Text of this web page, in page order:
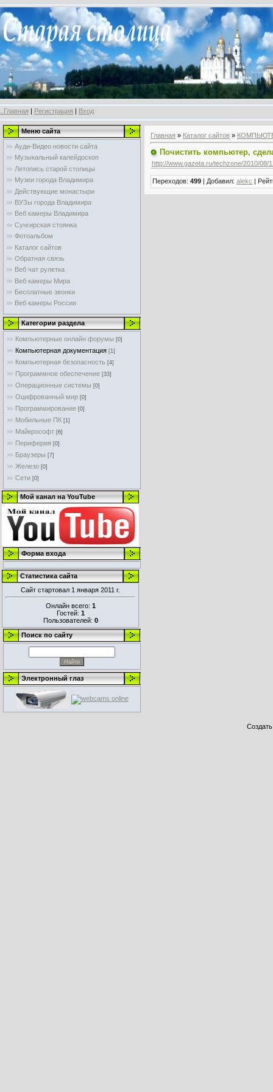
..Главная | Регистрация | Вход
Меню сайта
Ауди-Видео новости сайта
Музыкальный калейдоскоп
Летопись старой столицы
Музеи города Владимира
Действующие монастыри
ВУЗы города Владимира
Веб камеры Владимира
Сунгирская стоянка
Фотоальбом
Каталог сайтов
Обратная связь
Веб чат рулетка
Веб камеры Мира
Бесплатные звонки
Веб камеры России
Категории раздела
Компьютерные онлайн форумы [0]
Компьютерная документация [1]
Компьютерная безопасность [4]
Программное обеспечение [33]
Операционные системы [0]
Оцифрованный мир [0]
Программирование [0]
Мобильные ПК [1]
Майкрософт [6]
Периферия [0]
Браузеры [7]
Железо [0]
Сети [0]
Мой канал на YouTube
Форма входа
Статистика сайта
Сайт стартовал 1 января 2011 г.
Онлайн всего: 1
Гостей: 1
Пользователей: 0
Поиск по сайту
Электронный глаз
Главная » Каталог сайтов »
Почистить компьютер,
http://www.gazeta.ru/techzone/2010/08/
Переходов: 499 | Добавил: alekc |